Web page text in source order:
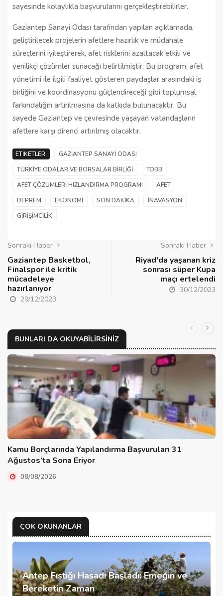
sayesinde kolaylıkla başvurularını gerçekleştirebilirler.
Gaziantep Sanayi Odası tarafından yapılan açıklamada,
geliştirilecek projelerin afetlere hazırlık ve müdahale
süreçlerini iyileştirerek, afet risklerini azaltacak etkili ve
yenilikçi çözümler sunacağı belirtilmiştir. Bu program, afet
yönetimi ile ilgili faaliyet gösteren paydaşlar arasındaki iş
birliğini ve koordinasyonu güçlendireceği gibi toplumsal
farkındalığın artırılmasına da katkıda bulunacaktır. Bu
sayede Gaziantep ve çevresinde yaşayan vatandaşların
afetlere karşı direnci artırılmış olacaktır.
ETIKETLER:
GAZIANTEP SANAYI ODASI
TÜRKIYE ODALAR VE BORSALAR BIRLIĞI
TOBB
AFET ÇÖZÜMLERI HIZLANDIRMA PROGRAMI
AFET
DEPREM
EKONOMI SON DAKIKA
INAVASYON
GIRIŞIMCILIK
Sonraki Haber
Gaziantep Basketbol,
Finalspor ile kritik
mücadeleye
hazırlanıyor
29/12/2023
Sonraki Haber
Riyad'da yaşanan kriz
sonrası süper Kupa
maçı ertelendi
30/12/2023
BUNLARI DA OKUYABILIRSINIZ
Kamu Borçlarında Yapılandırma Başvuruları 31
Ağustos’ta Sona Eriyor
08/08/2026
ÇOK OKUNANLAR
Antep Fıstığı Hasadı Başladı: Emeğin ve
Bereketin Zaman